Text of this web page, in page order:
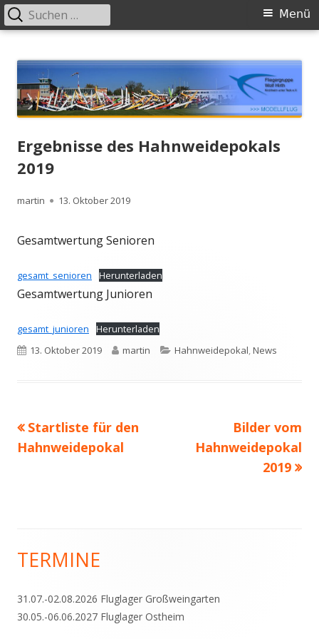
zum
Inhalt
Modellbau
Primäres
Menü
Suchen
nach:
Ergebnisse des Hahnweidepokals
2019
Autor
martin
Veröffentlicht
13. Oktober 2019
Gesamtwertung Senioren
gesamt_senioren Herunterladen
Gesamtwertung Junioren
gesamt_junioren
Herunterladen
Veröffentlicht
13. Oktober 2019 Autor
martin Kategorien
Hahnweidepokal,News
Beitragsnavigation
Vorheriger
Beitrag:
Startliste für den
Hahnweidepokal
Nächster
Beitrag
Bilder vom
Hahnweidepokal
2019
Haupt-
Seitenleiste
TERMINE
31.07.-02.08.2026 Fluglager Großweingarten
30.05.-06.06.2027 Fluglager Ostheim